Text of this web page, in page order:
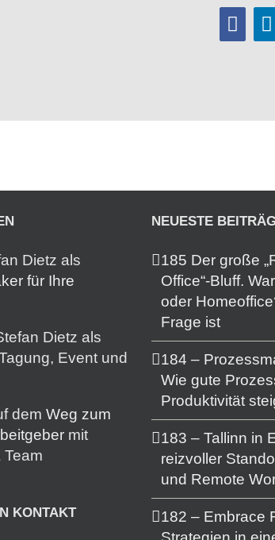
Dietz als
für Ihre
Dietz als
Event und
dem Weg zum
mit
Team
KONTAKT
NEUESTE
185 Der große
Office“-Bluff.
oder
Frage ist
184 –
Wie gute
Produktivität
183 – Tallinn in
reizvoller
und Remote
182 – Embrace